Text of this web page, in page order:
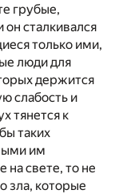
грубые,
сталкивался
только ими,
люди для
держится
слабость и
тянется к
таких
им
на свете, то не
зла, которые